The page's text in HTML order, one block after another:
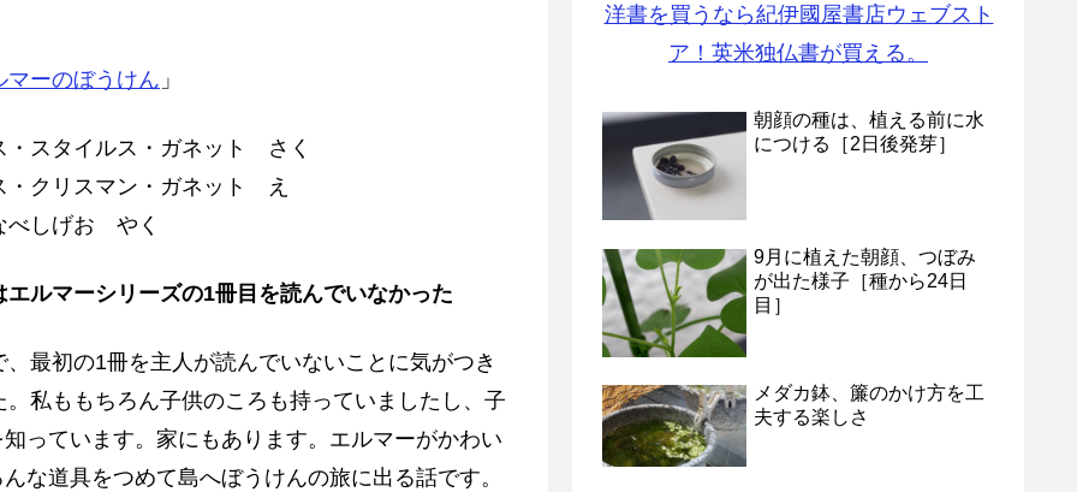
マーのぼうけん 」
・スタイルス・ガネット さく
・クリスマン・ガネット え
べしげお やく
エルマーシリーズの1冊目を読んでいなかった
、最初の1冊を主人が読んでいないことに気がつき
。私ももちろん子供のころも持っていましたし、子
っています。家にもあります。エルマーがかわい
な道具をつめて島へぼうけんの旅に出る話です。
洋書を買うなら紀伊國屋書店ウェブスト
ア！英米独仏書が買える。
朝顔の種は、植える前に水
につける［2日後発芽］
9月に植えた朝顔、つぼみ
が出た様子［種から24日
目］
メダカ鉢、簾のかけ方を工
夫する楽しさ